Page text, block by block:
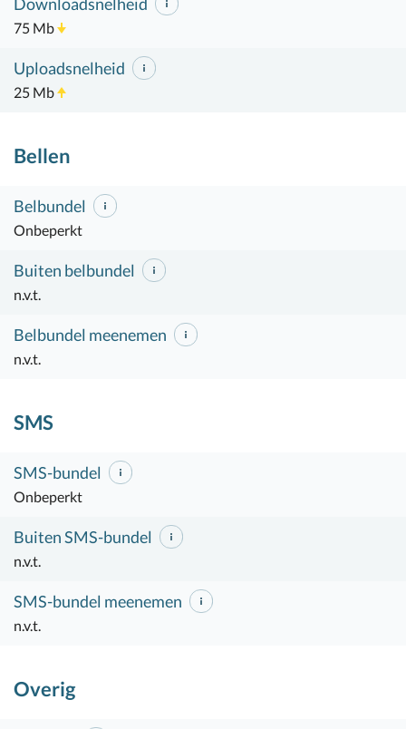
75 Mb
Uploadsnelheid
25 Mb
Bellen
Belbundel
Onbeperkt
Buiten belbundel
n.v.t.
Belbundel meenemen
n.v.t.
SMS
SMS-bundel
Onbeperkt
Buiten SMS-bundel
n.v.t.
SMS-bundel meenemen
n.v.t.
Overig